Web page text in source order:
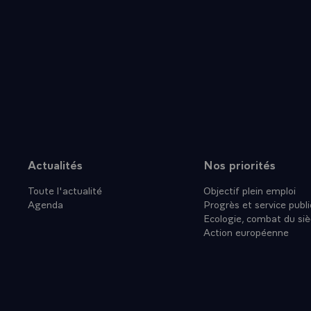
DEPUIS
SIGNIFIE
L'ISSUE
OPTE
DU CNAM,
VOUS
A LA FOIS
SOCIETE
DANS
LA
QUI DOIT
Plan du site
Actualités
Toute l'actualité
Agenda
Nos priorités
Objectif plein emploi
Progrès et service
Ecologie, combat du
Action européenne